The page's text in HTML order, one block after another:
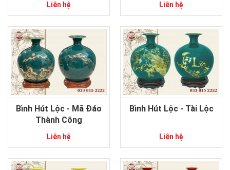
Liên hệ Liên hệ
Bình Hút Lộc - Mã Đáo
Thành Công
Liên hệ
Bình Hút Lộc - Tài Lộc
Liên hệ